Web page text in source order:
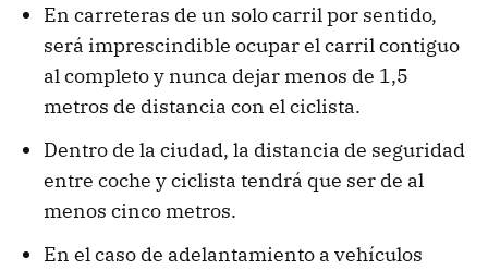
En carreteras de un solo carril por sentido,
será imprescindible ocupar el carril contiguo
al completo y nunca dejar menos de 1,5
metros de distancia con el ciclista.
Dentro de la ciudad, la distancia de seguridad
entre coche y ciclista tendrá que ser de al
menos cinco metros.
En el caso de adelantamiento a vehículos